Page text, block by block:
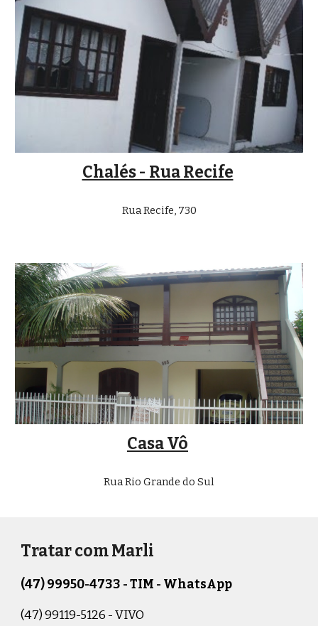
Chalés - Rua Recife
Rua Recife, 730
Casa Vô
Rua Rio Grande do Sul
Tratar com Marli
(47) 99950-4733 - TIM - WhatsApp
(47) 99119-5126 - VIVO